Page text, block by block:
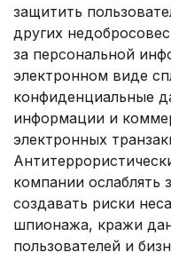
защитить
других
за персональной
электронном виде
конфиденциальные
информации и
электронных
компании ослаблять
создавать риски
шпионажа, кражи
пользователей и